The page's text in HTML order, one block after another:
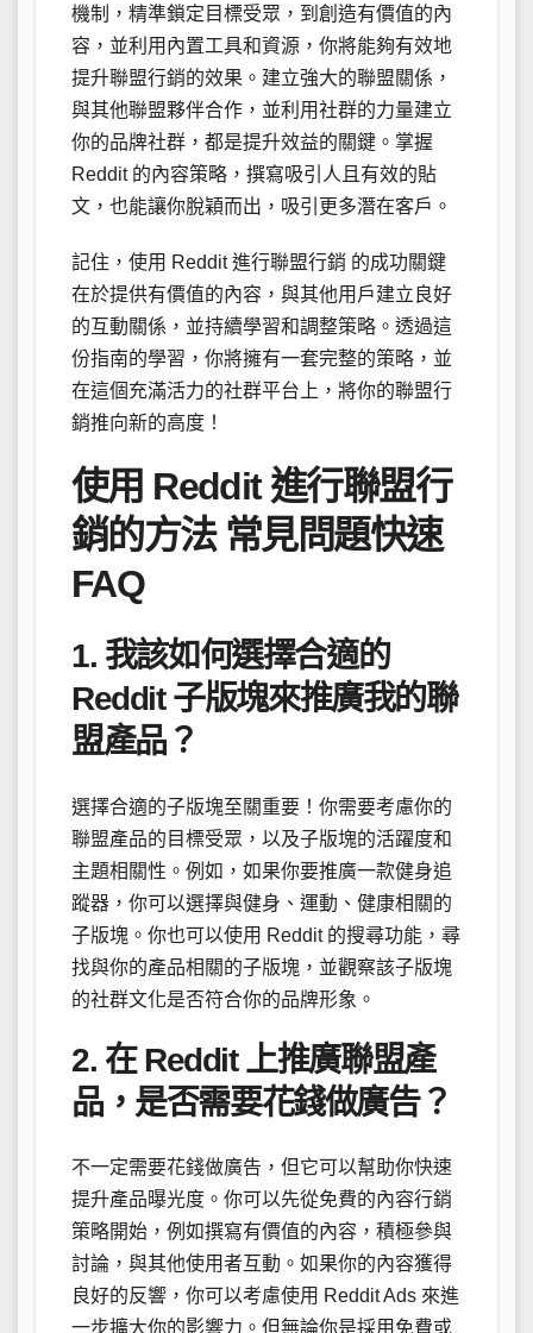
機制，精準鎖定目標受眾，到創造有價值的內
容，並利用內置工具和資源，你將能夠有效地
提升聯盟行銷的效果。建立強大的聯盟關係，
與其他聯盟夥伴合作，並利用社群的力量建立
你的品牌社群，都是提升效益的關鍵。掌握
Reddit 的內容策略，撰寫吸引人且有效的貼
文，也能讓你脫穎而出，吸引更多潛在客戶。
記住，使用 Reddit 進行聯盟行銷 的成功關鍵
在於提供有價值的內容，與其他用戶建立良好
的互動關係，並持續學習和調整策略。透過這
份指南的學習，你將擁有一套完整的策略，並
在這個充滿活力的社群平台上，將你的聯盟行
銷推向新的高度！
使用 Reddit 進行聯盟行
銷的方法 常見問題快速
FAQ
1. 我該如何選擇合適的
Reddit 子版塊來推廣我的聯
盟產品？
選擇合適的子版塊至關重要！你需要考慮你的
聯盟產品的目標受眾，以及子版塊的活躍度和
主題相關性。例如，如果你要推廣一款健身追
蹤器，你可以選擇與健身、運動、健康相關的
子版塊。你也可以使用 Reddit 的搜尋功能，尋
找與你的產品相關的子版塊，並觀察該子版塊
的社群文化是否符合你的品牌形象。
2. 在 Reddit 上推廣聯盟產
品，是否需要花錢做廣告？
不一定需要花錢做廣告，但它可以幫助你快速
提升產品曝光度。你可以先從免費的內容行銷
策略開始，例如撰寫有價值的內容，積極參與
討論，與其他使用者互動。如果你的內容獲得
良好的反響，你可以考慮使用 Reddit Ads 來進
一步擴大你的影響力。但無論你是採用免費或